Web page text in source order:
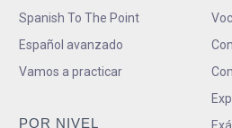
Spanish To The Point
Español avanzado
Vamos a practicar
POR NIVEL